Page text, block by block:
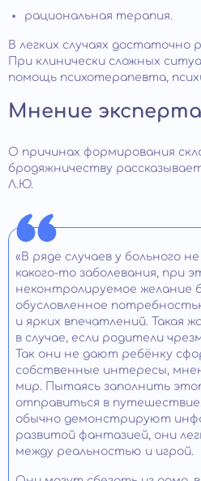
рациональная терапия.
В легких случаях достаточно
При клинически сложных
помощь психотерапевта,
Мнение эксперта
О причинах формирования
бродяжничеству
Л.Ю.
«В ряде случаев у больного
какого-то заболевания, при
неконтролируемое желание
обусловленное
и ярких впечатлений. Такая
в случае, если родители
Так они не дают ребёнку
собственные интересы,
мир. Пытаясь заполнить
отправиться в
обычно демонстрируют
развитой фантазией, они
между реальностью и игрой.